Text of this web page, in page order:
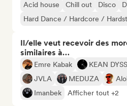
Acid house Chill out Disco
Hard Dance / Hardcore /
Il/elle veut recevoir des
similaires à…
Emre Kabak KEAN
JVLA
MEDUZA
Imanbek
Afficher tout +2